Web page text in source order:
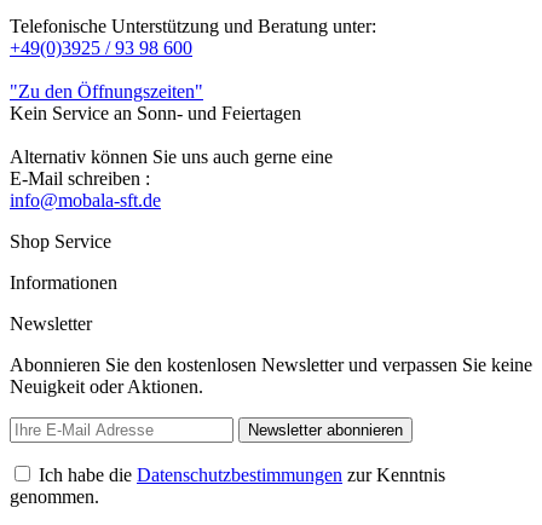
Telefonische Unterstützung und Beratung unter:
+49(0)3925 / 93 98 600
"Zu den Öffnungszeiten"
Kein Service an Sonn- und Feiertagen
Alternativ können Sie uns auch gerne eine
E-Mail schreiben :
info@mobala-sft.de
Shop Service
Informationen
Newsletter
Abonnieren Sie den kostenlosen Newsletter und verpassen Sie keine
Neuigkeit oder Aktionen.
Newsletter abonnieren
Ich habe die Datenschutzbestimmungen zur Kenntnis
genommen.